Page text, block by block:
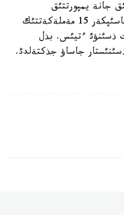
جانة يمپورتتئق
وپةراسيالاردئ ئسكة اسئرؤ ءذشئن كاسئپكةر 15 مةملةكةتتئك
قذجات ذسئنؤئ ءتيئس. بذل
جاساؤ جذكتةلدئ.